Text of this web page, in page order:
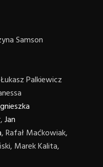
Samson
Palkiewicz
,Jan
, Rafał Maćkowiak,
Marek Kalita,